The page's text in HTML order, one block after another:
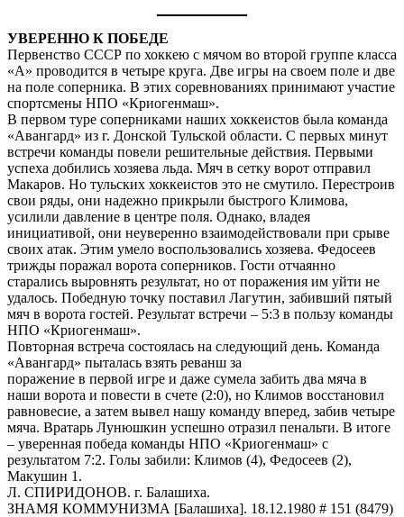
УВЕРЕННО К ПОБЕДЕ
Первенство СССР по хоккею с мячом во второй группе класса
«А» проводится в четыре круга. Две игры на своем поле и две
на поле соперника. В этих соревнованиях принимают участие
спортсмены НПО «Криогенмаш».
В первом туре соперниками наших хоккеистов была команда
«Авангард» из г. Донской Тульской области. С первых минут
встречи команды повели решительные действия. Первыми
успеха добились хозяева льда. Мяч в сетку ворот отправил
Макаров. Но тульских хоккеистов это не смутило. Перестроив
свои ряды, они надежно прикрыли быстрого Климова,
усилили давление в центре поля. Однако, владея
инициативой, они неуверенно взаимодействовали при срыве
своих атак. Этим умело воспользовались хозяева. Федосеев
трижды поражал ворота соперников. Гости отчаянно
старались выровнять результат, но от поражения им уйти не
удалось. Победную точку поставил Лагутин, забивший пятый
мяч в ворота гостей. Результат встречи – 5:3 в пользу команды
НПО «Криогенмаш».
Повторная встреча состоялась на следующий день. Команда
«Авангард» пыталась взять реванш за
поражение в первой игре и даже сумела забить два мяча в
наши ворота и повести в счете (2:0), но Климов восстановил
равновесие, а затем вывел нашу команду вперед, забив четыре
мяча. Вратарь Лунюшкин успешно отразил пенальти. В итоге
– уверенная победа команды НПО «Криогенмаш» с
результатом 7:2. Голы забили: Климов (4), Федосеев (2),
Макушин 1.
Л. СПИРИДОНОВ. г. Балашиха.
ЗНАМЯ КОММУНИЗМА [Балашиха]. 18.12.1980 # 151 (8479)